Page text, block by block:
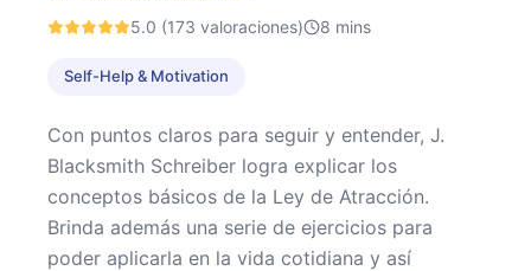
5.0 (173 valoraciones) 8 mins
Self-Help & Motivation
Con puntos claros para seguir y entender, J.
Blacksmith Schreiber logra explicar los
conceptos básicos de la Ley de Atracción.
Brinda además una serie de ejercicios para
poder aplicarla en la vida cotidiana y así